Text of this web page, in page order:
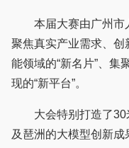
本届大赛由广州市人
聚焦真实产业需求、
能领域的“新名片”、集
现的“新平台”。
大会特别打造了30
及琶洲的大模型创新成